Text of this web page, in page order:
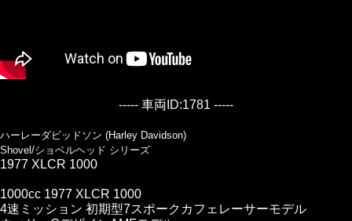
----- 車両ID:1781 -----
ハーレーダビッドソン (Harley Davidson)
Shovel/ショベルヘッド シリーズ
1977 XLCR 1000
1000cc 1977 XLCR 1000
4速ミッション 初期型7スポークカフェレーサーモデル